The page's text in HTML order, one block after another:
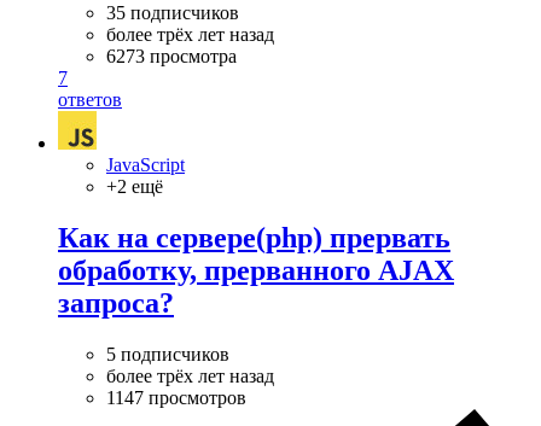
35 подписчиков
более трёх лет назад
6273 просмотра
7
ответов
JavaScript
+2 ещё
Как на сервере(php) прервать
обработку, прерванного AJAX
запроса?
5 подписчиков
более трёх лет назад
1147 просмотров